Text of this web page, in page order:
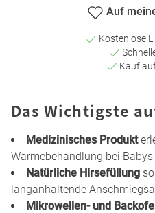
Auf
Kostenlose
Kauf
Das Wichtigste
Medizinisches Produkt
Wärmebehandlung bei Babys
Natürliche Hirsefüllung
langanhaltende
Mikrowellen- und